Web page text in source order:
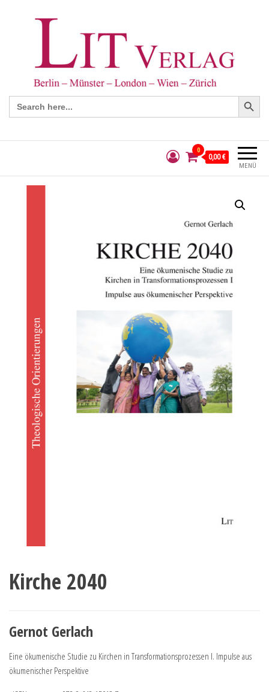
Search
for:
Search Button
MENÜ
0
0,00 €
Kirche 2040
Gernot Gerlach
Eine ökumenische Studie zu Kirchen in Transformationsprozessen I. Impulse aus
ökumenischer Perspektive